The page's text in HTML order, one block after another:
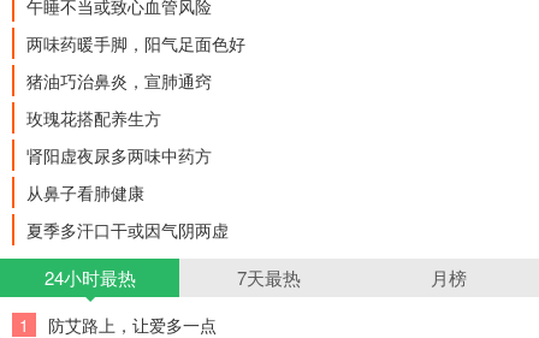
午睡不当或致心血管风险
两味药暖手脚，阳气足面色好
猪油巧治鼻炎，宣肺通窍
玫瑰花搭配养生方
肾阳虚夜尿多两味中药方
从鼻子看肺健康
夏季多汗口干或因气阴两虚
24小时最热 7天最热 月榜
1
防艾路上，让爱多一点